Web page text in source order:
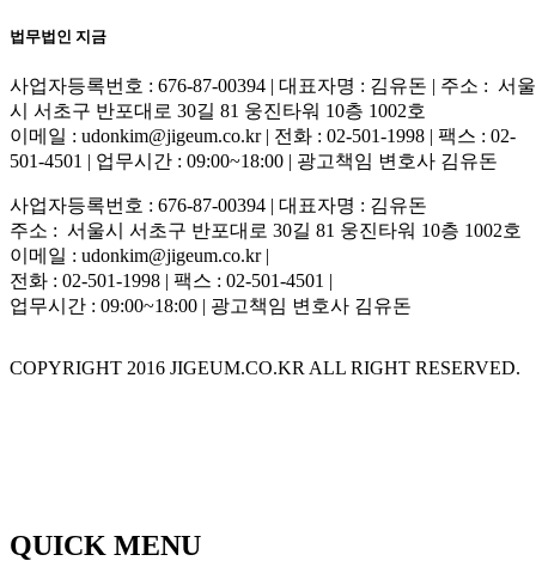
법무법인 지금
사업자등록번호 : 676-87-00394 | 대표자명 : 김유돈 | 주소 : 서울
시 서초구 반포대로 30길 81 웅진타워 10층 1002호
이메일 : udonkim@jigeum.co.kr | 전화 : 02-501-1998 | 팩스 : 02-
501-4501 | 업무시간 : 09:00~18:00 | 광고책임 변호사 김유돈
사업자등록번호 : 676-87-00394 | 대표자명 : 김유돈
주소 : 서울시 서초구 반포대로 30길 81 웅진타워 10층 1002호
이메일 : udonkim@jigeum.co.kr |
전화 : 02-501-1998 | 팩스 : 02-501-4501 |
업무시간 : 09:00~18:00 | 광고책임 변호사 김유돈
COPYRIGHT 2016 JIGEUM.CO.KR ALL RIGHT RESERVED.
QUICK MENU